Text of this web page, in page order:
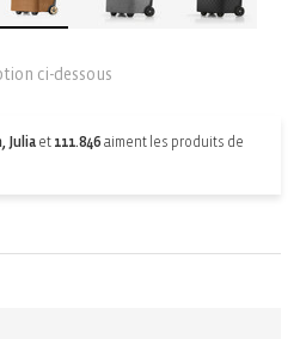
ci-dessous
Julia et 111.846 aiment les produits de